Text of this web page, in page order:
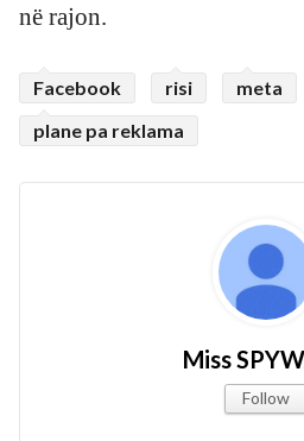
në rajon.
Facebook risi meta
plane pa reklama
Miss
Follow